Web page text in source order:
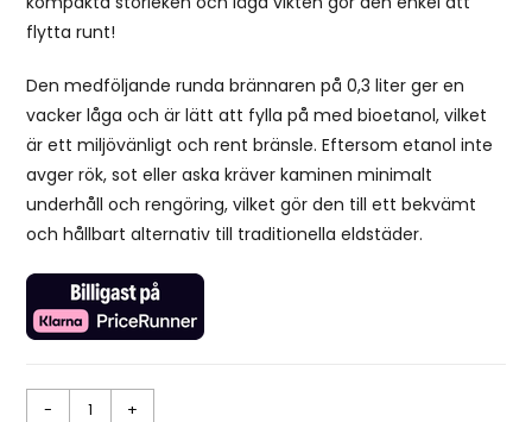
flytta runt!
Den medföljande runda brännaren på 0,3 liter ger en
vacker låga och är lätt att fylla på med bioetanol, vilket
är ett miljövänligt och rent bränsle. Eftersom etanol inte
avger rök, sot eller aska kräver kaminen minimalt
underhåll och rengöring, vilket gör den till ett bekvämt
och hållbart alternativ till traditionella eldstäder.
- +